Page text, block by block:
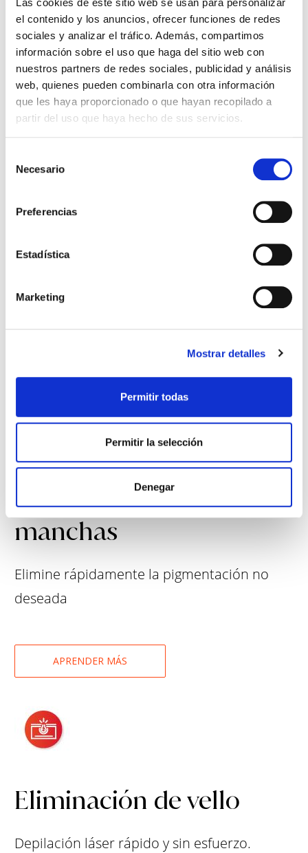
el contenido y los anuncios, ofrecer funciones de redes
sociales y analizar el tráfico. Además, compartimos
información sobre el uso que haga del sitio web con
nuestros partners de redes sociales, publicidad y análisis
web, quienes pueden combinarla con otra información
que les haya proporcionado o que hayan recopilado a
partir del uso que haya hecho de sus servicios.
Necesario
Preferencias
Estadística
Marketing
Mostrar detalles
Permitir todas
Permitir la selección
Denegar
APRENDER MÁS
Lesiones vasculares
(tratamientos de venas)
de las piernas sin cirugía.
Pigmentación o
manchas
Elimine rápidamente la pigmentación no
deseada
APRENDER MÁS
Eliminación de vello
Depilación láser rápido y sin esfuerzo.